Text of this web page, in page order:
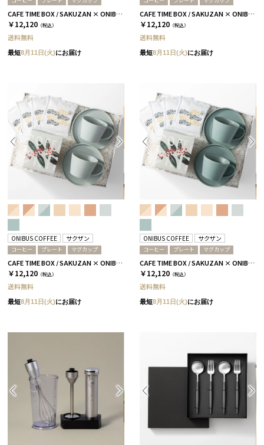
CAFE TIME BOX / SAKUZAN × ONIBUS COFFEE / グレージュ＆コーラルベージュ
￥12,120 （税込）
送料無料
最短8月11日(火)にお届け
CAFE TIME BOX / SAKUZAN × ONIBUS COFFEE / テラコッタ
￥12,120 （税込）
送料無料
最短8月11日(火)にお届け
ONIBUS COFFEE サクザン
コーヒー プレート マグカップ
CAFE TIME BOX / SAKUZAN × ONIBUS COFFEE / スカイブルー
￥12,120 （税込）
送料無料
最短8月11日(火)にお届け
ONIBUS COFFEE サクザン
コーヒー プレート マグカップ
CAFE TIME BOX / SAKUZAN × ONIBUS COFFEE / アクアブルー
￥12,120 （税込）
送料無料
最短8月11日(火)にお届け